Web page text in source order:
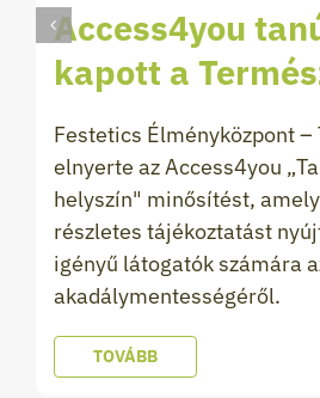
Access4you
kapott a
Festetics Élményközpont –
elnyerte az Access4you
helyszín" minősítést,
részletes tájékoztatást
igényű látogatók számára
akadálymentességéről.
TOVÁBB